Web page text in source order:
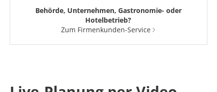
Behörde, Unternehmen, Gastronomie- oder
Hotelbetrieb?
Zum Firmenkunden-Service